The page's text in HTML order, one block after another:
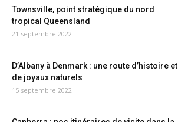
Townsville, point stratégique du nord
tropical Queensland
21 septembre 2022
D’Albany à Denmark : une route d’histoire et
de joyaux naturels
15 septembre 2022